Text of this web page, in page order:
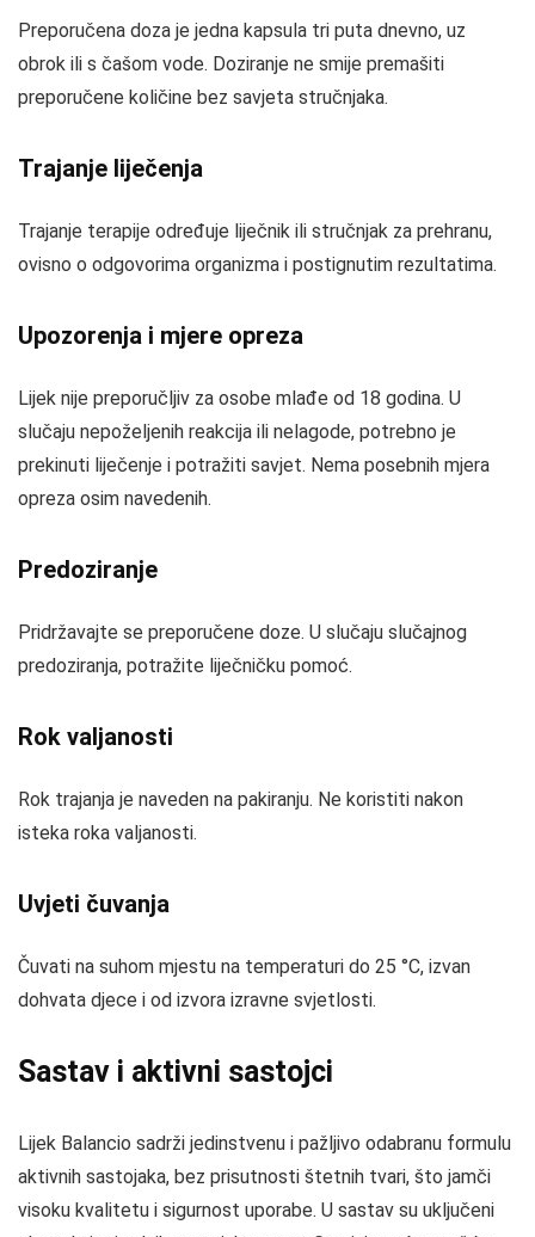
Preporučena doza je jedna kapsula tri puta dnevno, uz
obrok ili s čašom vode. Doziranje ne smije premašiti
preporučene količine bez savjeta stručnjaka.
Trajanje liječenja
Trajanje terapije određuje liječnik ili stručnjak za prehranu,
ovisno o odgovorima organizma i postignutim rezultatima.
Upozorenja i mjere opreza
Lijek nije preporučljiv za osobe mlađe od 18 godina. U
slučaju nepoželjenih reakcija ili nelagode, potrebno je
prekinuti liječenje i potražiti savjet. Nema posebnih mjera
opreza osim navedenih.
Predoziranje
Pridržavajte se preporučene doze. U slučaju slučajnog
predoziranja, potražite liječničku pomoć.
Rok valjanosti
Rok trajanja je naveden na pakiranju. Ne koristiti nakon
isteka roka valjanosti.
Uvjeti čuvanja
Čuvati na suhom mjestu na temperaturi do 25 °C, izvan
dohvata djece i od izvora izravne svjetlosti.
Sastav i aktivni sastojci
Lijek Balancio sadrži jedinstvenu i pažljivo odabranu formulu
aktivnih sastojaka, bez prisutnosti štetnih tvari, što jamči
visoku kvalitetu i sigurnost uporabe. U sastav su uključeni